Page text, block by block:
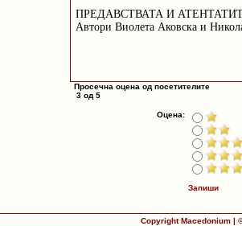
ПРЕДАВСТВАТА И
Автори Виолета Аковска и
Просечна оцена од посетителите
3 од 5
Оцена:
Запиши
Copyright Macedonium |